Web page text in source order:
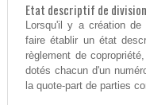
Etat descriptif de
Lorsqu'il y a création
faire établir un état
règlement de
dotés chacun d'un
la quote-part de parties